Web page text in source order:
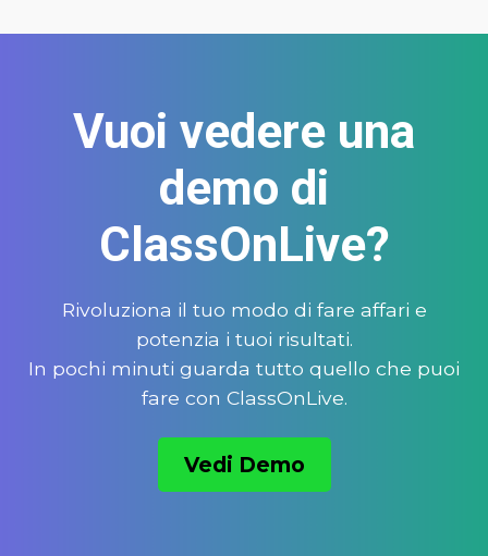
Vuoi vedere una
demo di
ClassOnLive?
Rivoluziona il tuo modo di fare affari e
potenzia i tuoi risultati.
In pochi minuti guarda tutto quello che puoi
fare con ClassOnLive.
Vedi Demo